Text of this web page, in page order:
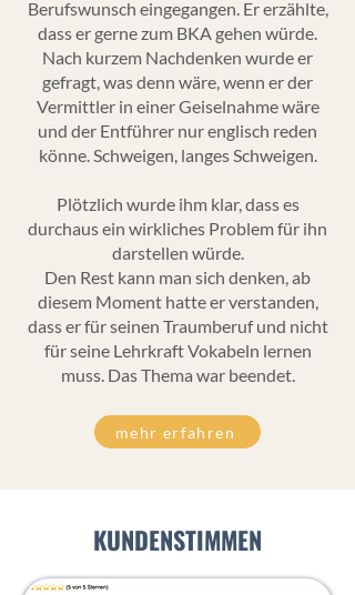
Berufswunsch eingegangen. Er erzählte,
dass er gerne zum BKA gehen würde.
Nach kurzem Nachdenken wurde er
gefragt, was denn wäre, wenn er der
Vermittler in einer Geiselnahme wäre
und der Entführer nur englisch reden
könne. Schweigen, langes Schweigen.
Plötzlich wurde ihm klar, dass es
durchaus ein wirkliches Problem für ihn
darstellen würde.
Den Rest kann man sich denken, ab
diesem Moment hatte er verstanden,
dass er für seinen Traumberuf und nicht
für seine Lehrkraft Vokabeln lernen
muss. Das Thema war beendet.
mehr erfahren
KUNDENSTIMMEN